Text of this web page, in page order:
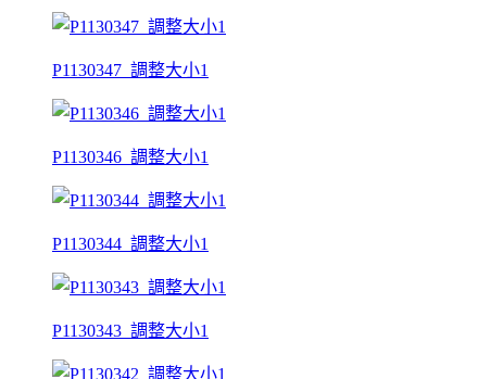
P1130347_調整大小1
P1130346_調整大小1
P1130344_調整大小1
P1130343_調整大小1